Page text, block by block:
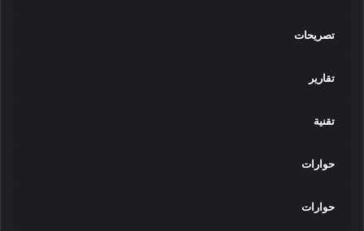
تصريحات
تقارير
تقنية
حوارات
حوارات